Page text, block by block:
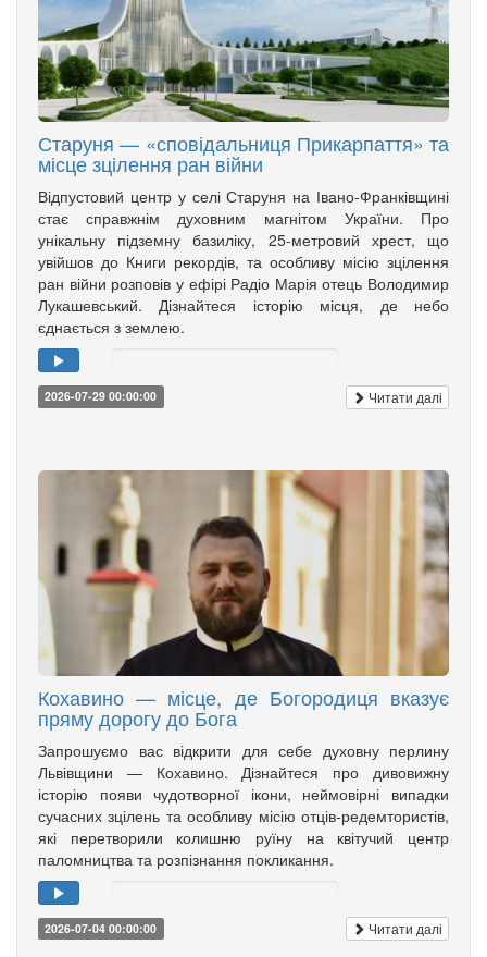
Старуня — «сповідальниця Прикарпаття» та
місце зцілення ран війни
Відпустовий центр у селі Старуня на Івано-Франківщині
стає справжнім духовним магнітом України. Про
унікальну підземну базиліку, 25-метровий хрест, що
увійшов до Книги рекордів, та особливу місію зцілення
ран війни розповів у ефірі Радіо Марія отець Володимир
Лукашевський. Дізнайтеся історію місця, де небо
єднається з землею.
2026-07-29 00:00:00 Читати далі
Кохавино — місце, де Богородиця вказує
пряму дорогу до Бога
Запрошуємо вас відкрити для себе духовну перлину
Львівщини — Кохавино. Дізнайтеся про дивовижну
історію появи чудотворної ікони, неймовірні випадки
сучасних зцілень та особливу місію отців-редемтористів,
які перетворили колишню руїну на квітучий центр
паломництва та розпізнання покликання.
2026-07-04 00:00:00 Читати далі